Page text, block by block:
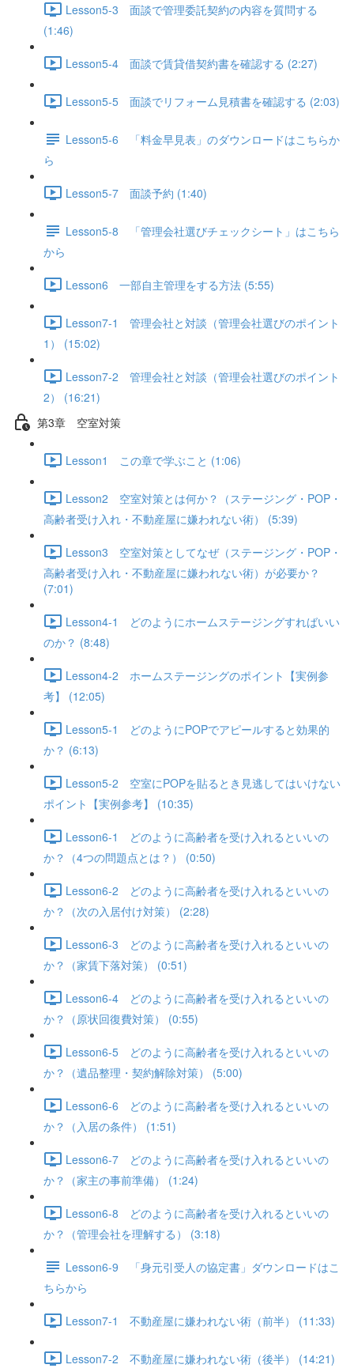
Lesson5-3 面談で管理委託契約の内容を質問する
(1:46)
Lesson5-4 面談で賃貸借契約書を確認する (2:27)
Lesson5-5 面談でリフォーム見積書を確認する (2:03)
Lesson5-6 「料金早見表」のダウンロードはこちらか
ら
Lesson5-7 面談予約 (1:40)
Lesson5-8 「管理会社選びチェックシート」はこちら
から
Lesson6 一部自主管理をする方法 (5:55)
Lesson7-1 管理会社と対談（管理会社選びのポイント
1） (15:02)
Lesson7-2 管理会社と対談（管理会社選びのポイント
2） (16:21)
第3章 空室対策
Lesson1 この章で学ぶこと (1:06)
Lesson2 空室対策とは何か？（ステージング・POP・
高齢者受け入れ・不動産屋に嫌われない術） (5:39)
Lesson3 空室対策としてなぜ（ステージング・POP・
高齢者受け入れ・不動産屋に嫌われない術）が必要か？
(7:01)
Lesson4-1 どのようにホームステージングすればいい
のか？ (8:48)
Lesson4-2 ホームステージングのポイント【実例参
考】 (12:05)
Lesson5-1 どのようにPOPでアピールすると効果的
か？ (6:13)
Lesson5-2 空室にPOPを貼るとき見逃してはいけない
ポイント【実例参考】 (10:35)
Lesson6-1 どのように高齢者を受け入れるといいの
か？（4つの問題点とは？） (0:50)
Lesson6-2 どのように高齢者を受け入れるといいの
か？（次の入居付け対策） (2:28)
Lesson6-3 どのように高齢者を受け入れるといいの
か？（家賃下落対策） (0:51)
Lesson6-4 どのように高齢者を受け入れるといいの
か？（原状回復費対策） (0:55)
Lesson6-5 どのように高齢者を受け入れるといいの
か？（遺品整理・契約解除対策） (5:00)
Lesson6-6 どのように高齢者を受け入れるといいの
か？（入居の条件） (1:51)
Lesson6-7 どのように高齢者を受け入れるといいの
か？（家主の事前準備） (1:24)
Lesson6-8 どのように高齢者を受け入れるといいの
か？（管理会社を理解する） (3:18)
Lesson6-9 「身元引受人の協定書」ダウンロードはこ
ちらから
Lesson7-1 不動産屋に嫌われない術（前半） (11:33)
Lesson7-2 不動産屋に嫌われない術（後半） (14:21)